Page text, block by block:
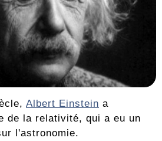
Albert Einstein a
de la relativité, qui a eu un
l'astronomie.